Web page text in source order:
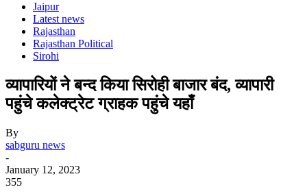
Jaipur
Latest news
Rajasthan
Rajasthan Political
Sirohi
व्यापारियों ने बन्द किया सिरोही बाजार बंद, व्यापारी
पहुंचे कलेक्ट्रेट ग्राहक पहुंचे यहाँ
By
sabguru news
-
January 12, 2023
355